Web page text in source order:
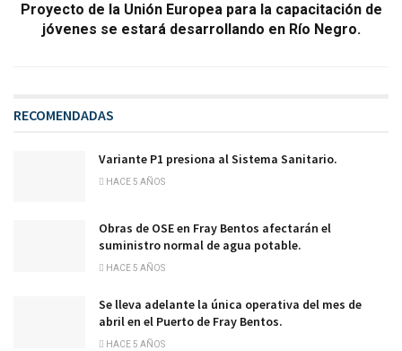
Proyecto de la Unión Europea para la capacitación de
jóvenes se estará desarrollando en Río Negro.
RECOMENDADAS
Variante P1 presiona al Sistema Sanitario.
HACE 5 AÑOS
Obras de OSE en Fray Bentos afectarán el
suministro normal de agua potable.
HACE 5 AÑOS
Se lleva adelante la única operativa del mes de
abril en el Puerto de Fray Bentos.
HACE 5 AÑOS